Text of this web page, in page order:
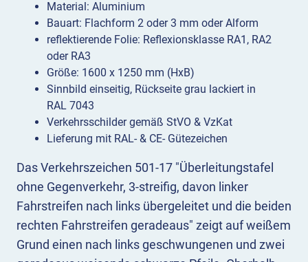
Das Verkehrszeichen 501-17 "Überleitungstafel
ohne Gegenverkehr, 3-streifig, davon linker
Fahrstreifen nach links übergeleitet und die beiden
rechten Fahrstreifen geradeaus" zeigt auf weißem
Grund einen nach links geschwungenen und zwei
Material: Aluminium
Bauart: Flachform 2 oder 3 mm oder Alform
reflektierende Folie: Reflexionsklasse RA1, RA2
oder RA3
Größe: 1600 x 1250 mm (HxB)
Sinnbild einseitig, Rückseite grau lackiert in
RAL 7043
Verkehrsschilder gemäß StVO & VzKat
Lieferung mit RAL- & CE- Gütezeichen